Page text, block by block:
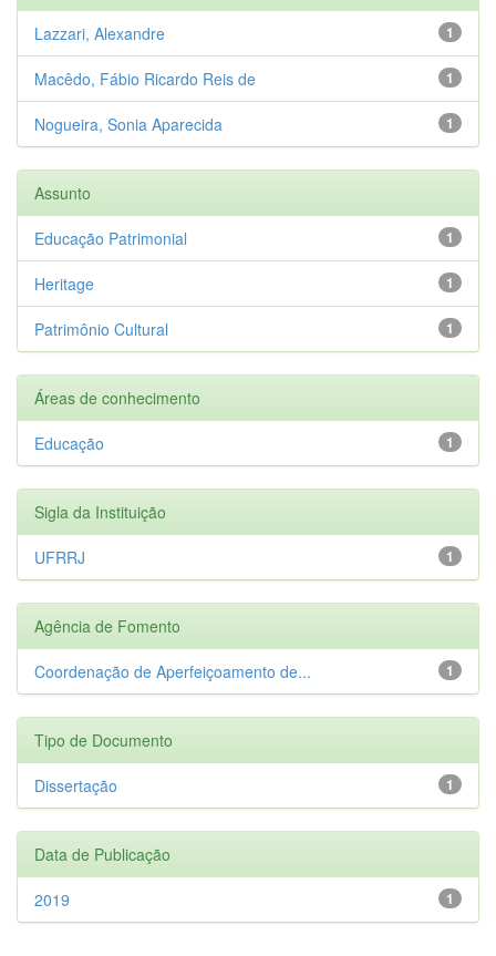
1
Lazzari, Alexandre
1
Macêdo, Fábio Ricardo Reis de
1
Nogueira, Sonia Aparecida
Assunto
1
Educação Patrimonial
1
Heritage
1
Patrimônio Cultural
Áreas de conhecimento
1
Educação
Sigla da Instituição
1
UFRRJ
Agência de Fomento
1
Coordenação de Aperfeiçoamento de...
Tipo de Documento
1
Dissertação
Data de Publicação
1
2019